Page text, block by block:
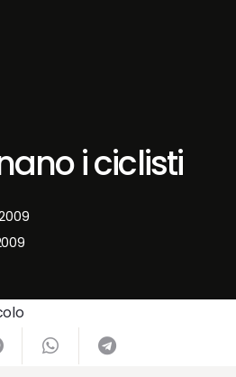
i ciclisti